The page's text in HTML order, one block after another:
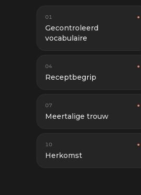
01
Gecontroleerd
vocabulaire
04
Receptbegrip
07
Meertalige trouw
10
Herkomst